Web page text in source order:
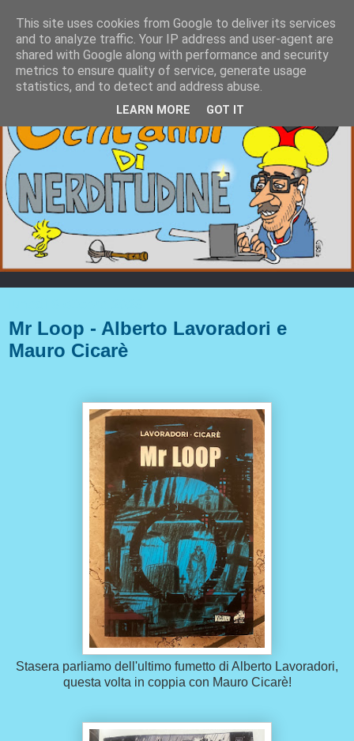
Mr Loop - Alberto Lavoradori e
Mauro Cicarè
Stasera parliamo dell'ultimo fumetto di Alberto Lavoradori,
questa volta in coppia con Mauro Cicarè!
This site uses cookies from Google to deliver its services
and to analyze traffic. Your IP address and user-agent are
shared with Google along with performance and security
metrics to ensure quality of service, generate usage
statistics, and to detect and address abuse.
LEARN MORE GOT IT